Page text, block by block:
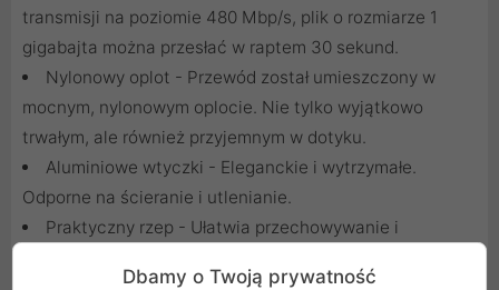
transmisji na poziomie 480 Mbp/s, plik o rozmiarze 1
gigabajta można przesłać w raptem 30 sekund.
Nylonowy oplot - Przewód został umieszczony w
mocnym, nylonowym oplocie. Nie tylko wyjątkowo
trwałym, ale również przyjemnym w dotyku.
Aluminiowe wtyczki - Eleganckie i wytrzymałe.
Odporne na ścieranie i utlenianie.
Praktyczny rzep - Ułatwia przechowywanie i
Dbamy o Twoją prywatność